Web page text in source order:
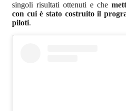
singoli risultati ottenuti e che
con cui è stato costruito il
piloti.